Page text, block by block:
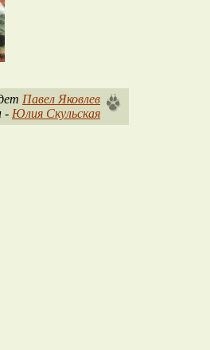
Павел Яковлев
- Юлия Скульская